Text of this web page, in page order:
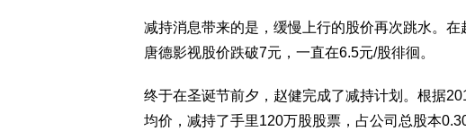
减持消息带来的是，缓慢上行的股价再次跳水。
唐德影视股价跌破7元，一直在6.5元/股徘徊。
终于在圣诞节前夕，赵健完成了减持计划。根据
均价，减持了手里120万股股票，占公司总股本